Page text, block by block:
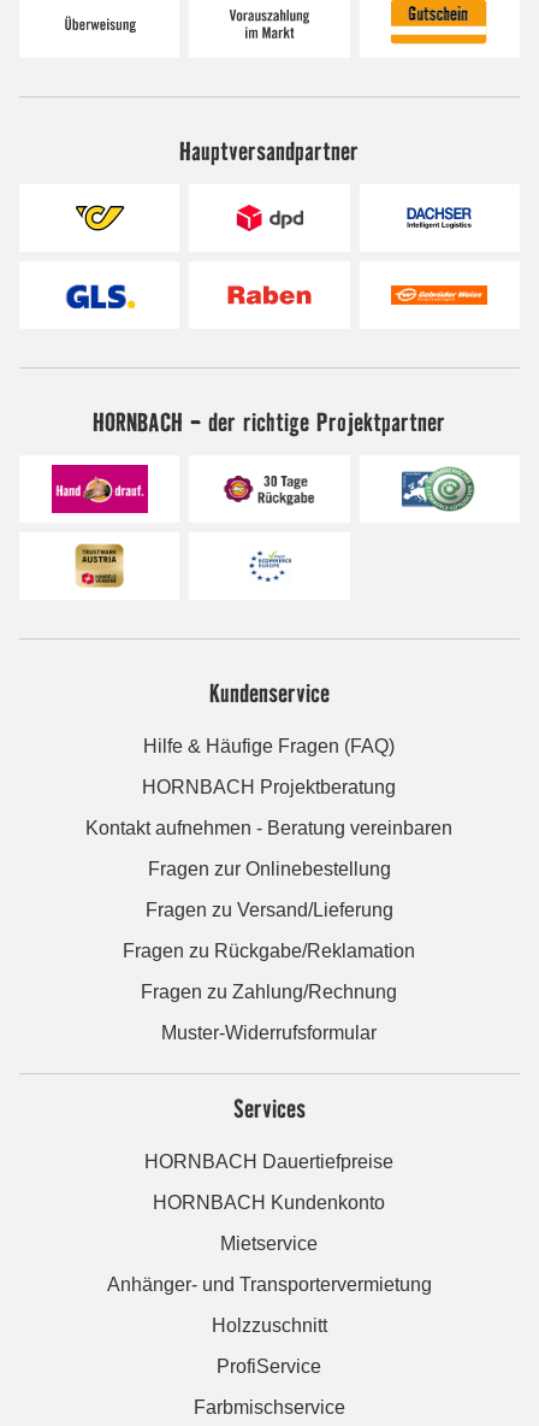
Hauptversandpartner
HORNBACH - der richtige Projektpartner
Kundenservice
Hilfe & Häufige Fragen (FAQ)
HORNBACH Projektberatung
Kontakt aufnehmen - Beratung vereinbaren
Fragen zur Onlinebestellung
Fragen zu Versand/Lieferung
Fragen zu Rückgabe/Reklamation
Fragen zu Zahlung/Rechnung
Muster-Widerrufsformular
Services
HORNBACH Dauertiefpreise
HORNBACH Kundenkonto
Mietservice
Anhänger- und Transportervermietung
Holzzuschnitt
ProfiService
Farbmischservice